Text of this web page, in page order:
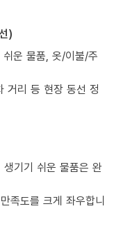
)
운 물품, 옷/이불/주
거리 등 현장 동선 정
기기 쉬운 물품은 완
족도를 크게 좌우합니